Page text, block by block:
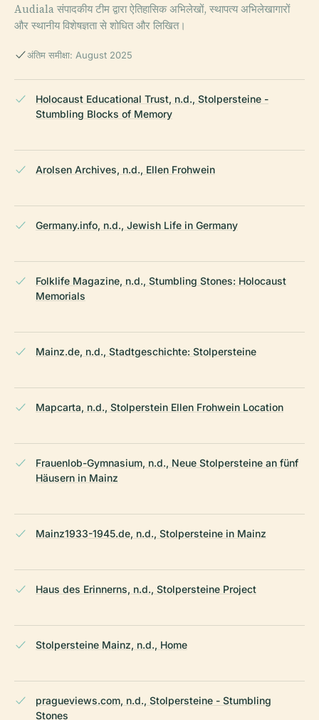
Audiala संपादकीय टीम द्वारा ऐतिहासिक अभिलेखों, स्थापत्य अभिलेखागारों
और स्थानीय विशेषज्ञता से शोधित और लिखित।
अंतिम समीक्षा: August 2025
Holocaust Educational Trust, n.d., Stolpersteine -
Stumbling Blocks of Memory
Arolsen Archives, n.d., Ellen Frohwein
Germany.info, n.d., Jewish Life in Germany
Folklife Magazine, n.d., Stumbling Stones: Holocaust
Memorials
Mainz.de, n.d., Stadtgeschichte: Stolpersteine
Mapcarta, n.d., Stolperstein Ellen Frohwein Location
Frauenlob-Gymnasium, n.d., Neue Stolpersteine an fünf
Häusern in Mainz
Mainz1933-1945.de, n.d., Stolpersteine in Mainz
Haus des Erinnerns, n.d., Stolpersteine Project
Stolpersteine Mainz, n.d., Home
pragueviews.com, n.d., Stolpersteine - Stumbling
Stones